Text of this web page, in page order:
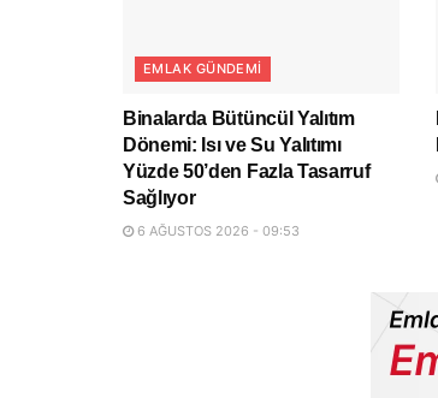
EMLAK GÜNDEMI
Binalarda Bütüncül Yalıtım
Dönemi: Isı ve Su Yalıtımı
Yüzde 50’den Fazla Tasarruf
Sağlıyor
6 AĞUSTOS 2026 - 09:53